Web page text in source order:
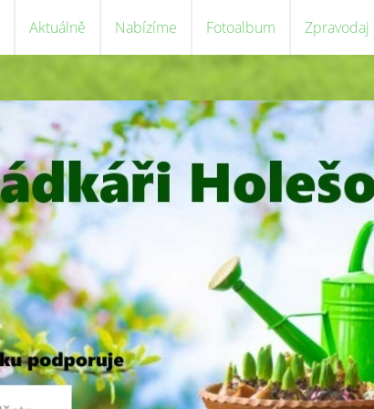
Aktuálně Nabízíme Fotoalbum Zpravodaj